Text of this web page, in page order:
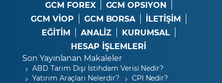
GCM FOREX
GCM OPSIYON
GCM VİOP
GCM BORSA
İLETİŞİM
EĞİTİM
ANALİZ
KURUMSAL
HESAP İŞLEMLERİ
Son Yayınlanan Makaleler
ABD Tarım Dışı İstihdam Verisi Nedir?
Yatırım Araçları Nelerdir?
CPI Nedir?